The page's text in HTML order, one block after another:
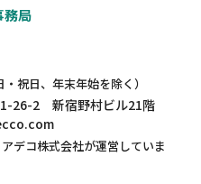
務局
祝日、年末年始を除く）
1-26-2 新宿野村ビル21階
デコ株式会社が運営していま